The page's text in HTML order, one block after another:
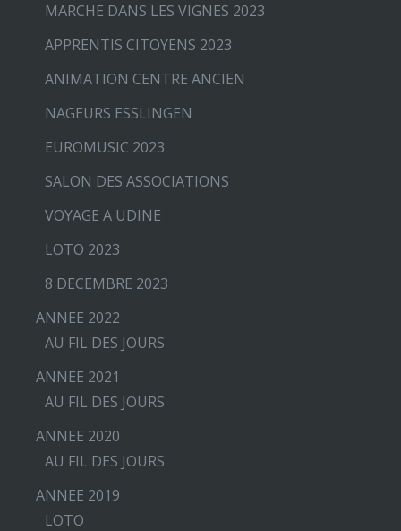
MARCHE DANS LES VIGNES 2023
APPRENTIS CITOYENS 2023
ANIMATION CENTRE ANCIEN
NAGEURS ESSLINGEN
EUROMUSIC 2023
SALON DES ASSOCIATIONS
VOYAGE A UDINE
LOTO 2023
8 DECEMBRE 2023
ANNEE 2022
AU FIL DES JOURS
ANNEE 2021
AU FIL DES JOURS
ANNEE 2020
AU FIL DES JOURS
ANNEE 2019
LOTO